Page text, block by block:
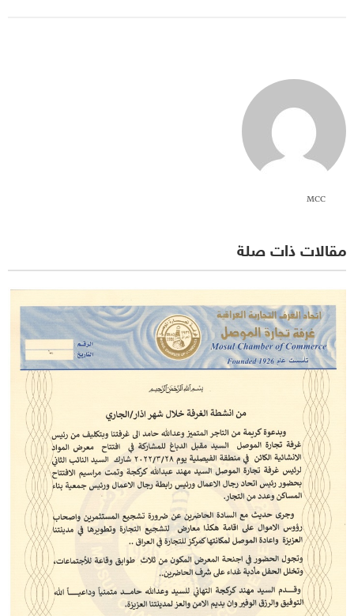
MCC
مقالات ذات صلة